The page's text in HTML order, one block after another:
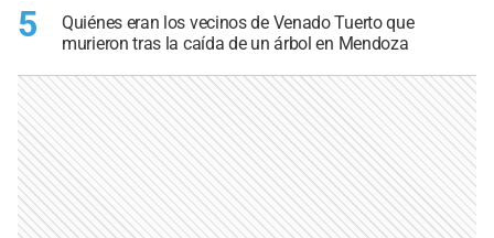
5
Quiénes eran los vecinos de Venado Tuerto que
murieron tras la caída de un árbol en Mendoza